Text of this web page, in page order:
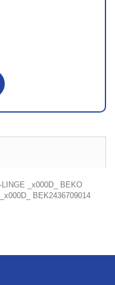
LINGE _x000D_ BEKO
BEK2436709014